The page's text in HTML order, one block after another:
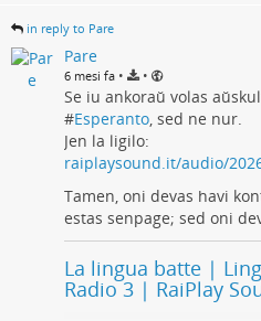
RaiPlaySound
in reply to Pare
Pare
6 mesi fa • •
Se iu ankoraŭ volas
#Esperanto, sed ne nur.
Jen la ligilo:
raiplaysound.it/audio/
Tamen, oni devas havi
estas senpage; sed oni
La lingua batte |
Radio 3 | RaiPlay